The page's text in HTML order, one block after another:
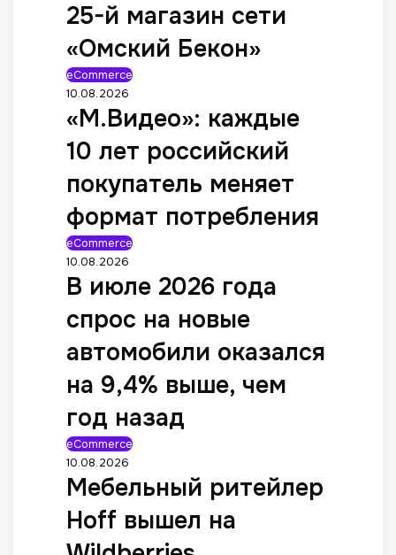
25-й магазин сети
«Омский Бекон»
eCommerce
10.08.2026
«М.Видео»: каждые
10 лет российский
покупатель меняет
формат потребления
eCommerce
10.08.2026
В июле 2026 года
спрос на новые
автомобили оказался
на 9,4% выше, чем
год назад
eCommerce
10.08.2026
Мебельный ритейлер
Hoff вышел на